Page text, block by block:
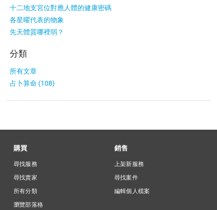
十二地支宮位對應人體的健康密碼
各星曜代表的物象
先天體質哪裡弱？
分類
所有文章
占卜算命 (108)
購買
尋找服務
尋找賣家
所有分類
瀏覽部落格
銷售
上架新服務
尋找案件
編輯個人檔案